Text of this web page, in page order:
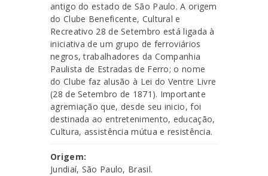
antigo do estado de São Paulo. A origem
do Clube Beneficente, Cultural e
Recreativo 28 de Setembro está ligada à
iniciativa de um grupo de ferroviários
negros, trabalhadores da Companhia
Paulista de Estradas de Ferro; o nome
do Clube faz alusão à Lei do Ventre Livre
(28 de Setembro de 1871). Importante
agremiação que, desde seu inicio, foi
destinada ao entretenimento, educação,
Cultura, assistência mútua e resistência.
Origem:
Jundiaí, São Paulo, Brasil.